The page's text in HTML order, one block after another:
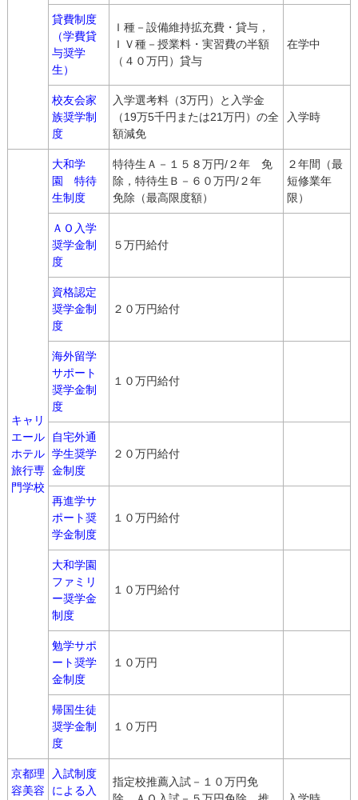
貸費制度
（学費貸
与奨学
生）
Ｉ種－設備維持拡充費・貸与，
ＩＶ種－授業料・実習費の半額
（４０万円）貸与
在学中
校友会家
族奨学制
度
入学選考料（3万円）と入学金
（19万5千円または21万円）の全
額減免
入学時
キャリ
エール
ホテル
旅行専
門学校
大和学
園 特待
生制度
特待生Ａ－１５８万円/２年 免
除，特待生Ｂ－６０万円/２年
免除（最高限度額）
２年間（最
短修業年
限）
ＡＯ入学
奨学金制
度
５万円給付
資格認定
奨学金制
度
２０万円給付
海外留学
サポート
奨学金制
度
１０万円給付
自宅外通
学生奨学
金制度
２０万円給付
再進学サ
ポート奨
学金制度
１０万円給付
大和学園
ファミリ
ー奨学金
制度
１０万円給付
勉学サポ
ート奨学
金制度
１０万円
帰国生徒
奨学金制
度
１０万円
京都理
容美容
入試制度
による入
指定校推薦入試－１０万円免